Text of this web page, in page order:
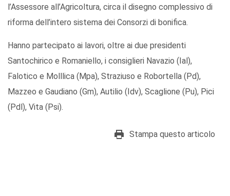
l’Assessore all’Agricoltura, circa il disegno complessivo di
riforma dell’intero sistema dei Consorzi di bonifica.
Hanno partecipato ai lavori, oltre ai due presidenti
Santochirico e Romaniello, i consiglieri Navazio (Ial),
Falotico e Molllica (Mpa), Straziuso e Robortella (Pd),
Mazzeo e Gaudiano (Gm), Autilio (Idv), Scaglione (Pu), Pici
(Pdl), Vita (Psi).
Stampa questo articolo